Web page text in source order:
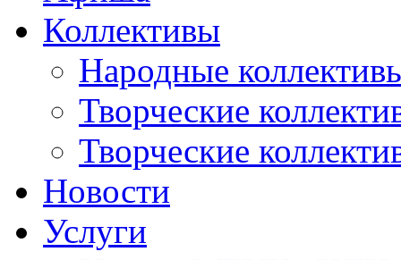
Коллективы
Народные
Творческие
Творческие
Новости
Услуги